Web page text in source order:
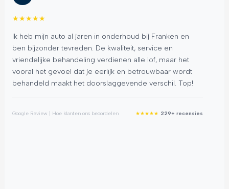
★★★★★
Ik heb mijn auto al jaren in onderhoud bij Franken en
ben bijzonder tevreden. De kwaliteit, service en
vriendelijke behandeling verdienen alle lof, maar het
vooral het gevoel dat je eerlijk en betrouwbaar wordt
behandeld maakt het doorslaggevende verschil. Top!
Google Review | Hoe klanten ons beoordelen ★★★★★ 229+ recensies